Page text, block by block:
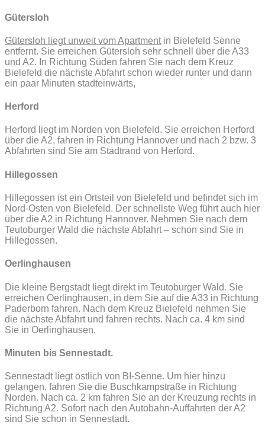
Gütersloh
Gütersloh liegt unweit vom Apartmentin Bielefeld Senne
entfernt. Sie erreichen Gütersloh sehr schnell über die A33
und A2. In Richtung Süden fahren Sie nach dem Kreuz
Bielefeld die nächste Abfahrt schon wieder runter und dann
ein paar Minuten stadteinwärts,
Herford
Herford liegt im Norden von Bielefeld. Sie erreichen Herford
über die A2, fahren in Richtung Hannover und nach 2 bzw. 3
Abfahrten sind Sie am Stadtrand von Herford.
Hillegossen
Hillegossen ist ein Ortsteil von Bielefeld und befindet sich im
Nord-Osten von Bielefeld. Der schnellste Weg führt auch hier
über die A2 in Richtung Hannover. Nehmen Sie nach dem
Teutoburger Wald die nächste Abfahrt – schon sind Sie in
Hillegossen.
Oerlinghausen
Die kleine Bergstadt liegt direkt im Teutoburger Wald. Sie
erreichen Oerlinghausen, in dem Sie auf die A33 in Richtung
Paderborn fahren. Nach dem Kreuz Bielefeld nehmen Sie
die nächste Abfahrt und fahren rechts. Nach ca. 4 km sind
Sie in Oerlinghausen.
Minuten bis Sennestadt.
Sennestadt liegt östlich von BI-Senne. Um hier hinzu
gelangen, fahren Sie die Buschkampstraße in Richtung
Norden. Nach ca. 2 km fahren Sie an der Kreuzung rechts in
Richtung A2. Sofort nach den Autobahn-Auffahrten der A2
sind Sie schon in Sennestadt.